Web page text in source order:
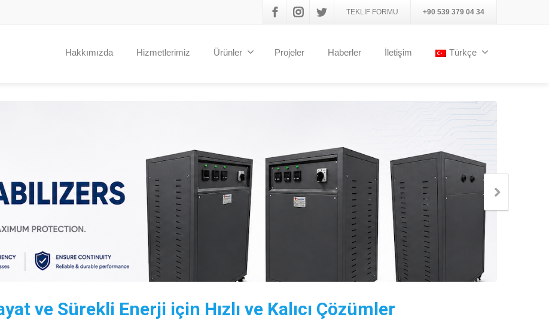
TEKLİF FORMU +90 539 379 04 34
Hakkımızda Hizmetlerimiz Ürünler Projeler Haberler İletişim Türkçe
ve Sürekli Enerji için Hızlı ve Kalıcı Çözümler